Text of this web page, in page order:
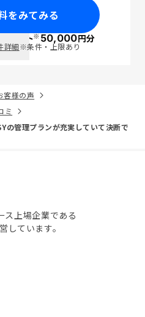
をみてみる
ポイント※50,000円分
詳細※条件・上限あり
客様の声
ミ
の管理プランが充実していて決断で
ス上場企業である
ています。